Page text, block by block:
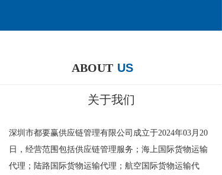
ABOUT US
关于我们
深圳市都要赢供应链管理有限公司成立于2024年03月20
日，经营范围包括供应链管理服务；海上国际货物运输
代理；陆路国际货物运输代理；航空国际货物运输代